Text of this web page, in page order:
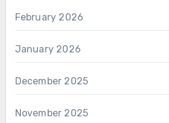
February 2026
January 2026
December 2025
November 2025